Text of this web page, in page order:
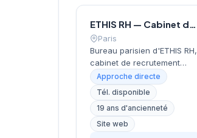
ETHIS RH — Cabinet de recrutement à Paris
Paris
Bureau parisien d'ETHIS RH,
cabinet de recrutement
fondé en 2007, spécialisé
dans le conseil en
ressources humaines, le
recrutement de cadres et
dirigeants, le coaching et
Approche directe
Tél. disponible
19 ans d'ancienneté
Site web